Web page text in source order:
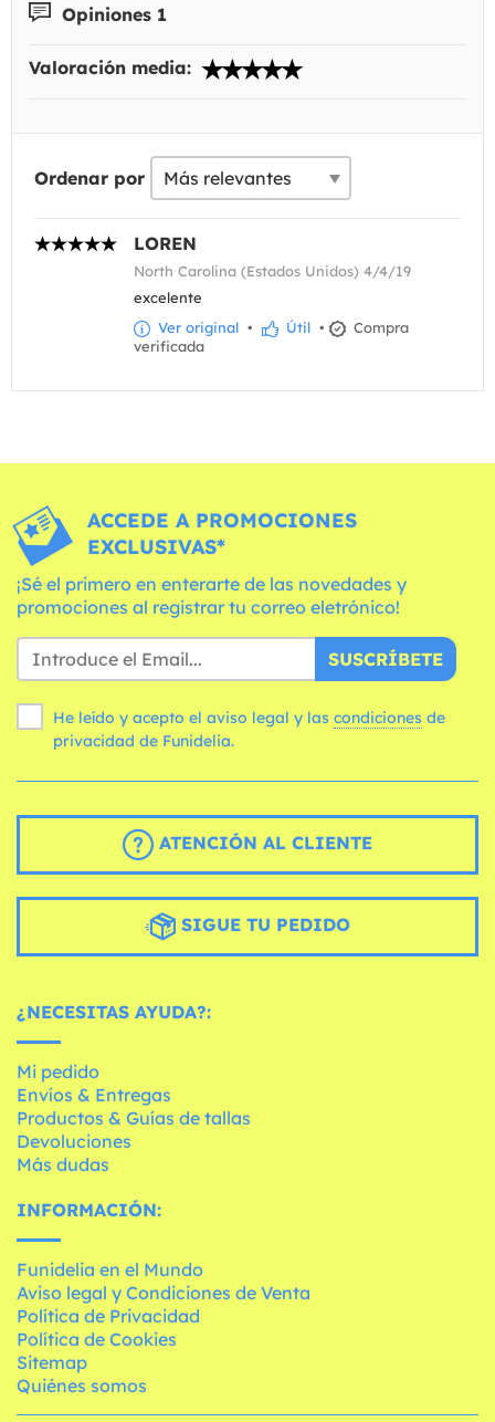
Opiniones 1
Valoración media:
Ordenar por
LOREN
North Carolina (Estados Unidos) 4/4/19
excelente
Ver original • Útil •
Compra
verificada
ACCEDE A PROMOCIONES
EXCLUSIVAS*
¡Sé el primero en enterarte de las novedades y
promociones al registrar tu correo eletrónico!
SUSCRÍBETE
He leído y acepto el aviso legal y las condiciones
privacidad de Funidelia.
ATENCIÓN AL CLIENTE
SIGUE TU PEDIDO
¿NECESITAS AYUDA?:
Mi pedido
Envíos & Entregas
Productos & Guías de tallas
Devoluciones
Más dudas
INFORMACIÓN:
Funidelia en el Mundo
Aviso legal y Condiciones de Venta
Política de Privacidad
Política de Cookies
Sitemap
Quiénes somos